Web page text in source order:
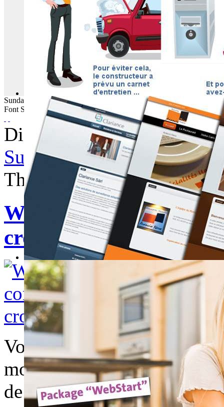
Sunday August 2026
Font Size
Displaying items by tag:
Subscribe to this RSS feed
Thursday, 23 April 2015
WebBuzz du 23/04/
crow trolling a cat
Voici une situation qui
moral aurait pu être : En
de ses forces !